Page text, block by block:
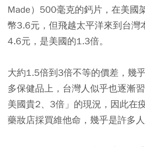
Made）500毫克的鈣片，在美國
幣3.6元，但飛越太平洋來到台灣
4.6元，是美國的1.3倍。
大約1.5倍到3倍不等的價差，幾
多保健品上，台灣人似乎也逐漸
美國貴2、3倍」的現況，因此在
藥妝店採買維他命，幾乎是許多人